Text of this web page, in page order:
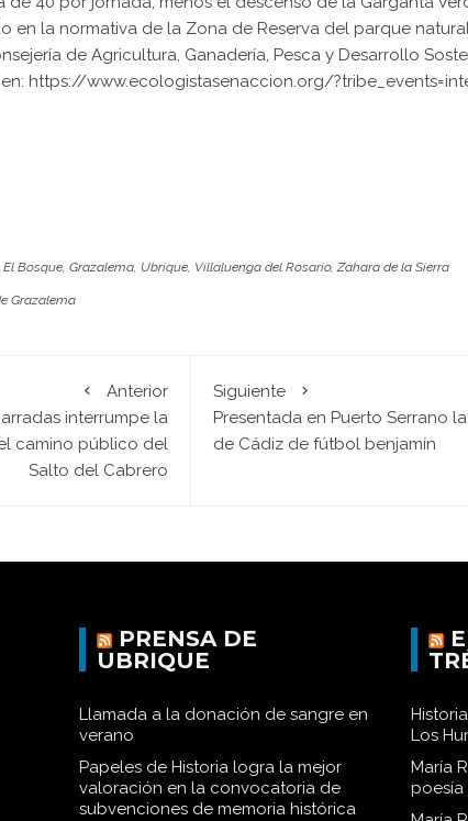
en la normativa de la Zona de Reserva del parque
de Agricultura, Ganadería, Pesca y Desarrollo
https://www.ecologistasenaccion.org/
El Bosque, Grazalema, Ubrique, Villaluenga del Rosario,Zahara de la Sierra
Grazalema
Anterior
interrumpe la
camino público del
Salto del Cabrero
Siguiente
Presentada en Puerto Serrano
de Cádiz de fútbol benjamín
PRENSA DE
UBRIQUE
Llamada a la donación de sangre en
verano
Papeles de Historia logra la mejor
valoración en la convocatoria de
subvenciones de memoria histórica
Los
María
poesía